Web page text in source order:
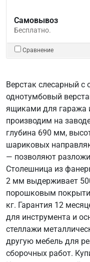
Самовывоз
Бесплатно.
Сравнение
Верстак слесарный с
однотумбовый
ящиками для гаража
производим на
глубина 690 мм,
шариковых
— позволяют
Столешница из
2 мм выдерживает
порошковым
кг. Гарантия 12
для инструмента и
стеллажи
другую мебель для
сборочных работ.